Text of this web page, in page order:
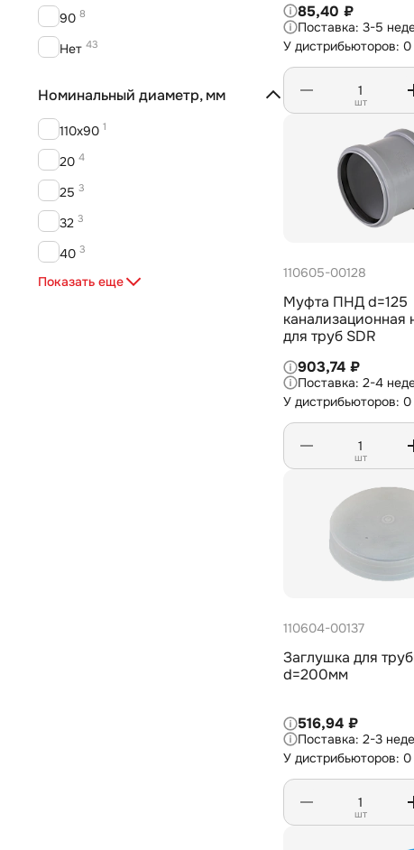
90 8
Нет 43
Номинальный диаметр, мм
110х90 1
20 4
25 3
32 3
40 3
50 4
Показать еще
85,40 ₽
3-5
У дистрибьюторов:
шт
110605-00128
Муфта ПНД d=125
канализационная
для труб SDR
903,74 ₽
2-4
У дистрибьюторов:
шт
110604-00137
Заглушка для
d=200мм
516,94 ₽
2-3
У дистрибьюторов:
шт